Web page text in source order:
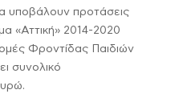
υποβάλουν προτάσεις
«Αττική» 2014-2020
Φροντίδας Παιδιών
συνολικό